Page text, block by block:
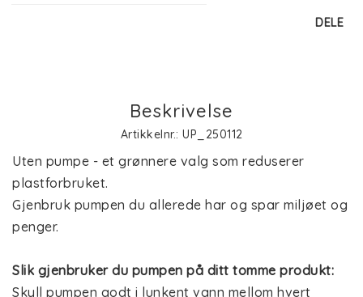
DELE
Beskrivelse
Artikkelnr.: UP_250112
Uten pumpe - et grønnere valg som reduserer
plastforbruket.
Gjenbruk pumpen du allerede har og spar miljøet og
penger.
Slik gjenbruker du pumpen på ditt tomme produkt:
Skyll pumpen godt i lunkent vann mellom hvert